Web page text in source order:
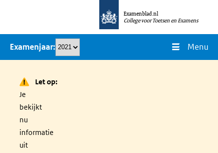
naar
inhoud
Examenblad.nl
College voor Toetsen en Examens
Examenjaar Menu
Let op:
Je
bekijkt
nu
informatie
uit